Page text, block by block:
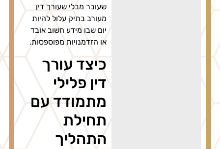
שעובר מבלי שעורך דין
מעורב בתיק עלול להיות
יום שבו מידע חשוב אובד
או הזדמנויות מפוספסות.
כיצד עורך
דין פלילי
מתמודד עם
תחילת
התהליך